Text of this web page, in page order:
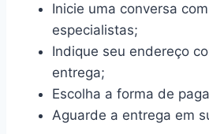
Inicie uma conversa
especialistas;
Indique seu endereço
entrega;
Escolha a forma de
Aguarde a entrega em